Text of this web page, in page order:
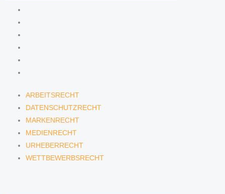
ARBEITSRECHT
DATENSCHUTZRECHT
MARKENRECHT
MEDIENRECHT
URHEBERRECHT
WETTBEWERBSRECHT